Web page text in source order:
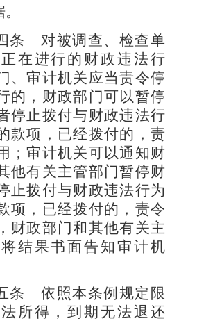
条 对被调查、检查单
在进行的财政违法行
、审计机关应当责令停
的，财政部门可以暂停
停止拨付与财政违法行
款项，已经拨付的，责
；审计机关可以通知财
他有关主管部门暂停财
止拨付与财政违法行为
项，已经拨付的，责令
财政部门和其他有关主
结果书面告知审计机
条依照本条例规定限
所得，到期无法退还